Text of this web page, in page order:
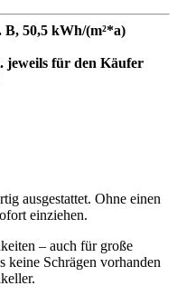
50,5 kWh/(m²*a)
jeweils für den Käufer
ausgestattet. Ohne einen
einziehen.
– auch für große
keine Schrägen vorhanden